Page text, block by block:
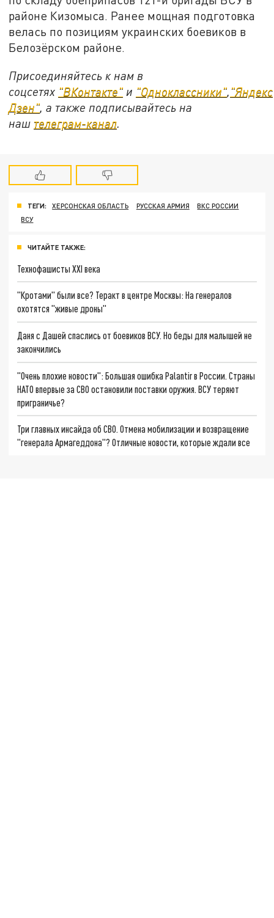
районе Кизомыса. Ранее мощная подготовка
велась по позициям украинских боевиков в
Белозёрском районе.
Присоединяйтесь к нам в
соцсетях "ВКонтакте" и "Одноклассники", "Яндекс
Дзен", а также подписывайтесь на
наш телеграм-канал.
ТЕГИ: ХЕРСОНСКАЯ ОБЛАСТЬ РУССКАЯ АРМИЯ
ВКС РОССИИ
ВСУ
ЧИТАЙТЕ ТАКЖЕ:
Технофашисты XXI века
"Кротами" были все? Теракт в центре Москвы: На генералов
охотятся "живые дроны"
Даня с Дашей спаслись от боевиков ВСУ. Но беды для малышей не
закончились
"Очень плохие новости": Большая ошибка Palantir в России. Страны
НАТО впервые за СВО остановили поставки оружия. ВСУ теряют
приграничье?
Три главных инсайда об СВО. Отмена мобилизации и возвращение
"генерала Армагеддона"? Отличные новости, которые ждали все